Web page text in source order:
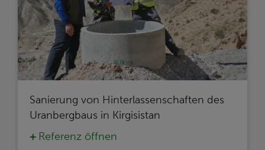
Sanierung von Hinterlassenschaften des
Uranbergbaus in Kirgisistan
Referenz öffnen